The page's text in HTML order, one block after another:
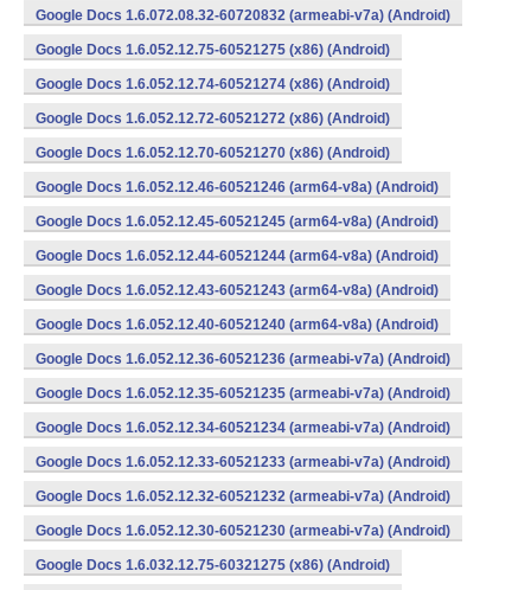
Google Docs 1.6.072.08.32-60720832 (armeabi-v7a) (Android)
Google Docs 1.6.052.12.75-60521275 (x86) (Android)
Google Docs 1.6.052.12.74-60521274 (x86) (Android)
Google Docs 1.6.052.12.72-60521272 (x86) (Android)
Google Docs 1.6.052.12.70-60521270 (x86) (Android)
Google Docs 1.6.052.12.46-60521246 (arm64-v8a) (Android)
Google Docs 1.6.052.12.45-60521245 (arm64-v8a) (Android)
Google Docs 1.6.052.12.44-60521244 (arm64-v8a) (Android)
Google Docs 1.6.052.12.43-60521243 (arm64-v8a) (Android)
Google Docs 1.6.052.12.40-60521240 (arm64-v8a) (Android)
Google Docs 1.6.052.12.36-60521236 (armeabi-v7a) (Android)
Google Docs 1.6.052.12.35-60521235 (armeabi-v7a) (Android)
Google Docs 1.6.052.12.34-60521234 (armeabi-v7a) (Android)
Google Docs 1.6.052.12.33-60521233 (armeabi-v7a) (Android)
Google Docs 1.6.052.12.32-60521232 (armeabi-v7a) (Android)
Google Docs 1.6.052.12.30-60521230 (armeabi-v7a) (Android)
Google Docs 1.6.032.12.75-60321275 (x86) (Android)